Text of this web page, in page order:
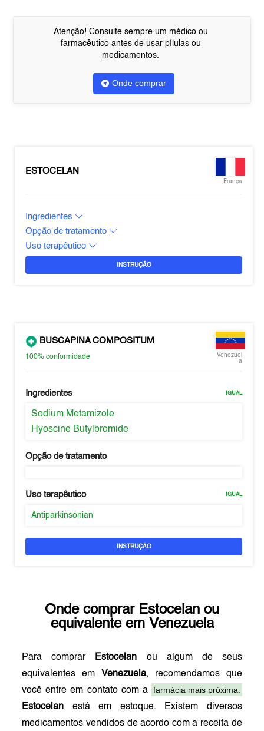
Atenção! Consulte sempre um médico ou
farmacêutico antes de usar pílulas ou
medicamentos.
Onde comprar
ESTOCELAN
França
Ingredientes
Opção de tratamento
Uso terapêutico
INSTRUÇÃO
BUSCAPINA COMPOSITUM
100%conformidade
Venezuel
a
Ingredientes IGUAL
Sodium Metamizole
Hyoscine Butylbromide
Opção de tratamento
Uso terapêutico IGUAL
Antiparkinsonian
INSTRUÇÃO
Onde comprar Estocelan ou
equivalente em Venezuela
Para comprar Estocelan ou algum de seus
equivalentes em Venezuela, recomendamos que
você entre em contato com a farmácia mais próxima.
Estocelan está em estoque. Existem diversos
medicamentos vendidos de acordo com a receita de